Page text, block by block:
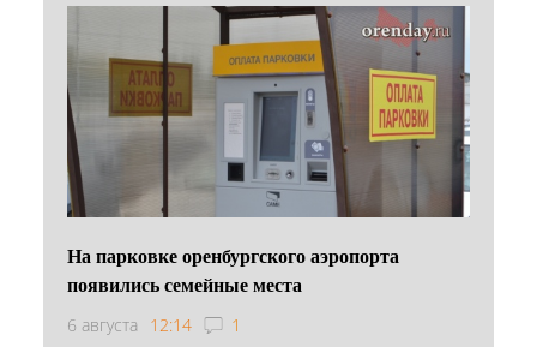
На парковке оренбургского аэропорта
появились семейные места
6 августа 12:14 1